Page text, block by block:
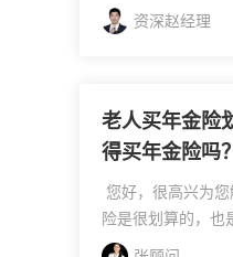
是它是以固定的
值的,而且年金保险
资深赵经理
老人买年金险
得买年金险吗？
您好，很高兴为
险是很划算的，也
险意思是指投保人